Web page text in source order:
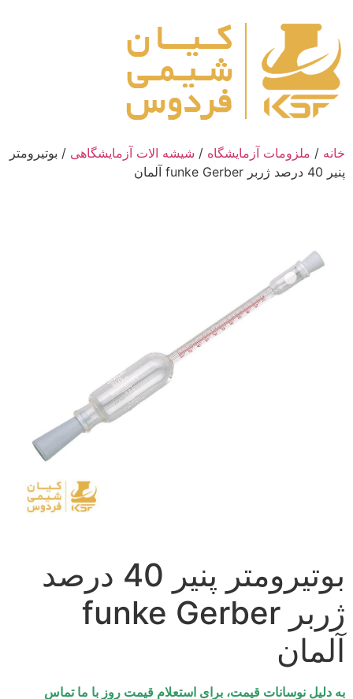
محتوا
خانه / ملزومات آزمایشگاه / شیشه الات آزمایشگاهی / بوتیرومتر
پنیر 40 درصد ژربر funke Gerber آلمان
بوتیرومتر پنیر 40 درصد
ژربر funke Gerber
آلمان
به دلیل نوسانات قیمت، برای استعلام قیمت روز با ما تماس